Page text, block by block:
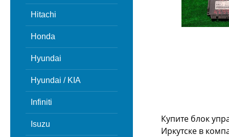
Hitachi
Honda
Hyundai
Hyundai / KIA
Infiniti
Isuzu
Купите блок
Иркутске в